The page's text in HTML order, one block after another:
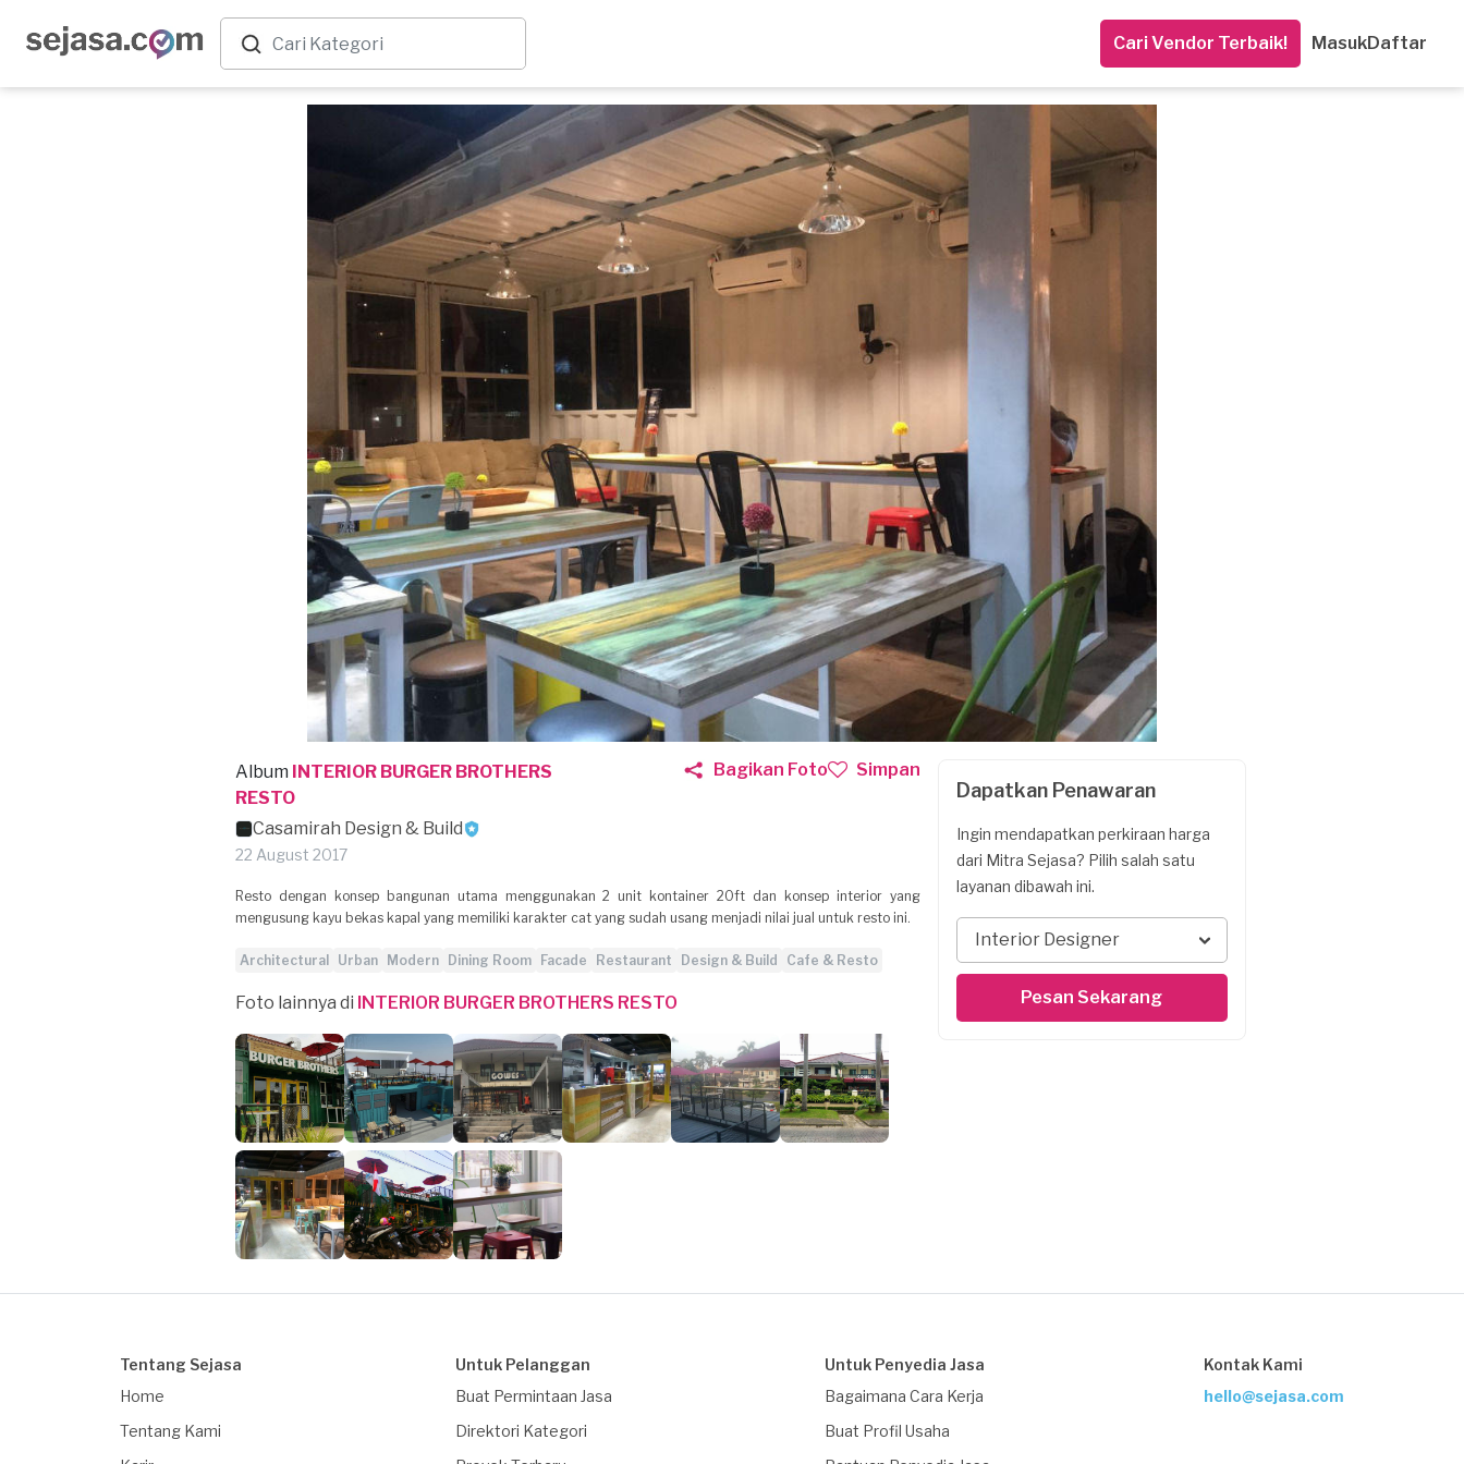
Cari Vendor Terbaik! MasukDaftar
Album INTERIOR BURGER BROTHERS
RESTO
Casamirah Design & Build
22 August 2017
Bagikan Foto Simpan
Resto dengan konsep bangunan utama menggunakan 2 unit kontainer 20ft dan konsep interior yang
mengusung kayu bekas kapal yang memiliki karakter cat yang sudah usang menjadi nilai jual untuk resto ini.
Architectural Urban Modern Dining Room Facade Restaurant Design & Build Cafe & Resto
Foto lainnya di INTERIOR BURGER BROTHERS RESTO
Dapatkan Penawaran
Ingin mendapatkan perkiraan harga
dari Mitra Sejasa? Pilih salah satu
layanan dibawah ini.
Interior Designer
Pesan Sekarang
Tentang Sejasa
Home
Tentang Kami
Untuk Pelanggan
Buat Permintaan Jasa
Direktori Kategori
Untuk Penyedia Jasa
Bagaimana Cara Kerja
Buat Profil Usaha
Kontak Kami
hello@sejasa.com